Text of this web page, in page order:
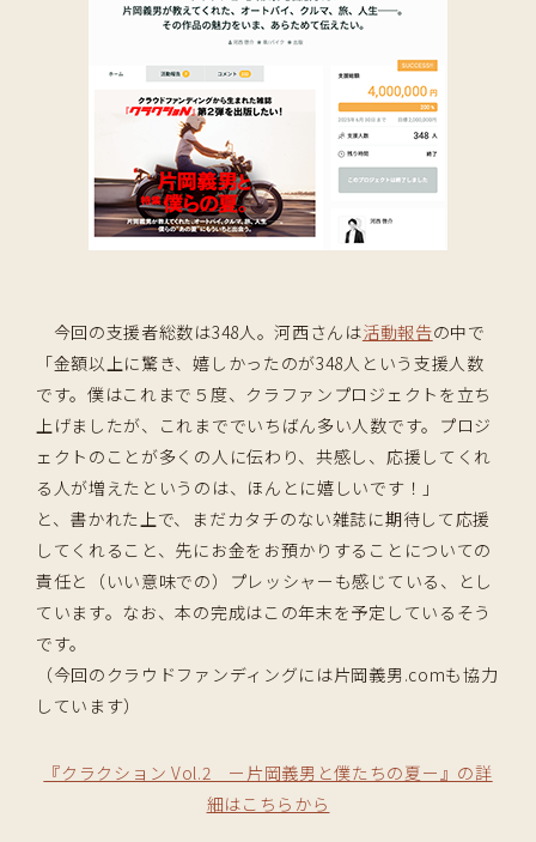
今回の支援者総数は348人。河西さんは活動報告の中で
「金額以上に驚き、嬉しかったのが348人という支援人数
です。僕はこれまで５度、クラファンプロジェクトを立ち
上げましたが、これまででいちばん多い人数です。プロジ
ェクトのことが多くの人に伝わり、共感し、応援してくれ
る人が増えたというのは、ほんとに嬉しいです！」
と、書かれた上で、まだカタチのない雑誌に期待して応援
してくれること、先にお金をお預かりすることについての
責任と（いい意味での）プレッシャーも感じている、とし
ています。なお、本の完成はこの年末を予定しているそう
です。
（今回のクラウドファンディングには片岡義男.comも協力
しています）
『クラクション Vol.2 ー片岡義男と僕たちの夏ー』の詳
細はこちらから